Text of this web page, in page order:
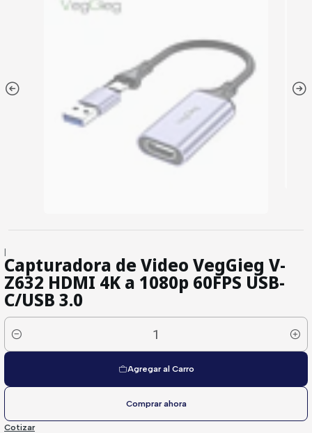
|
Capturadora de Video VegGieg V-
Z632 HDMI 4K a 1080p 60FPS USB-
C/USB 3.0
Cantidad
Agregar al Carro
Comprar ahora
Cotizar